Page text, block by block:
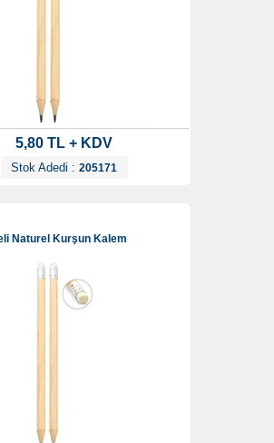
5,80 TL + KDV
Stok Adedi : 205171
Naturel Kurşun Kalem